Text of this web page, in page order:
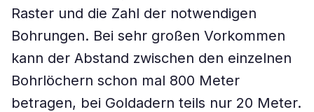
Raster und die Zahl der notwendigen
Bohrungen. Bei sehr großen Vorkommen
kann der Abstand zwischen den einzelnen
Bohrlöchern schon mal 800 Meter
betragen, bei Goldadern teils nur 20 Meter.